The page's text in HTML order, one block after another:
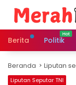
konten
Berita
Politik
Beranda Liputan
Liputan Seputar TNI